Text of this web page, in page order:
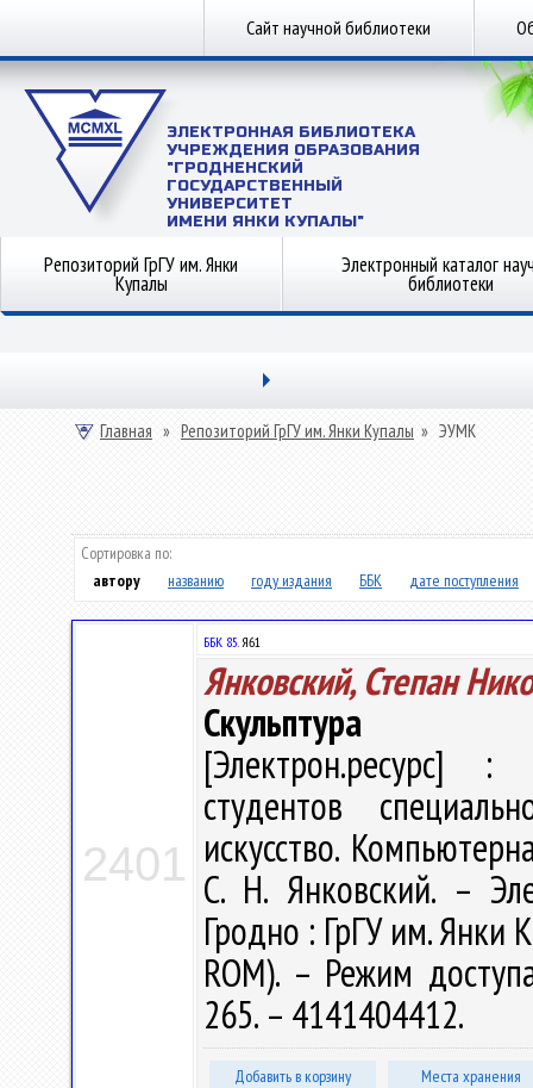
Сайт научной библиотеки
ЭЛЕКТРОННАЯ БИБЛИОТЕКА
УЧРЕЖДЕНИЯ ОБРАЗОВАНИЯ
"ГРОДНЕНСКИЙ
ГОСУДАРСТВЕННЫЙ
УНИВЕРСИТЕТ
ИМЕНИ ЯНКИ КУПАЛЫ"
Репозиторий ГрГУ им. Янки
Купалы
Электронный каталог
библиотеки
Главная » Репозиторий ГрГУ им. Янки Купалы » ЭУМК
Сортировка по:
автору
названию году издания ББК дате поступления
2401
ББК 85.Я61
Янковский, Степан
Скульптура
[Электрон.ресурс] :
студентов
искусство.
С. Н. Янковский. –
Гродно : ГрГУ им. Янки
ROM). – Режим
265. – 4141404412.
Добавить в корзину Места хранения